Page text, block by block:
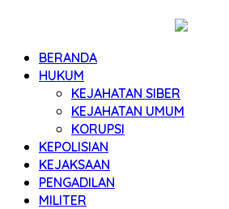
BERANDA
HUKUM
KEJAHATAN SIBER
KEJAHATAN UMUM
KORUPSI
KEPOLISIAN
KEJAKSAAN
PENGADILAN
MILITER